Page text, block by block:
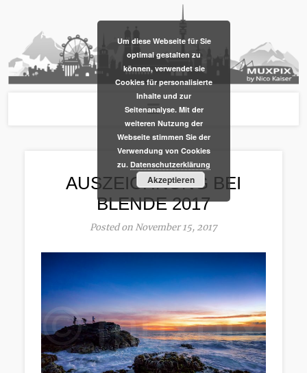
AUSZEICHNUNG BEI
BLENDE 2017
Posted on November 15, 2017
​Um diese Webseite für Sie
optimal gestalten zu
können, verwendet sie
Cookies für personalisierte
Inhalte und zur
Seitenanalyse. Mit der
weiteren Nutzung der
Webseite stimmen Sie der
Verwendung von Cookies
zu. Datenschutzerklärung
Akzeptieren